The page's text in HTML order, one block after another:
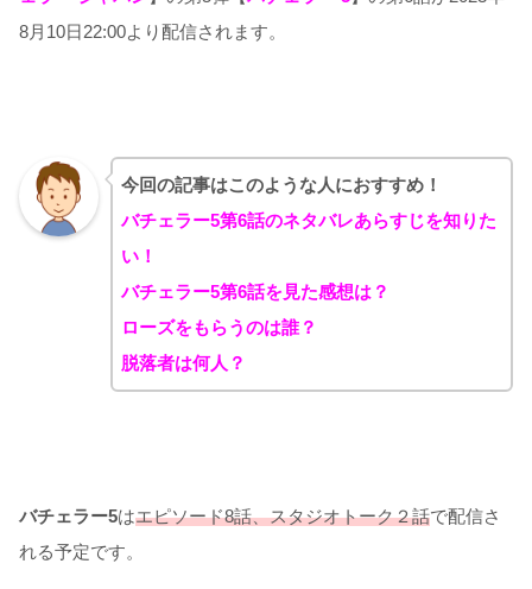
8月10日22:00より配信されます。
今回の記事はこのような人におすすめ！
バチェラー5第6話のネタバレあらすじを知りた
い！
バチェラー5第6話を見た感想は？
ローズをもらうのは誰？
脱落者は何人？
バチェラー5はエピソード8話、スタジオトーク２話で配信さ
れる予定です。